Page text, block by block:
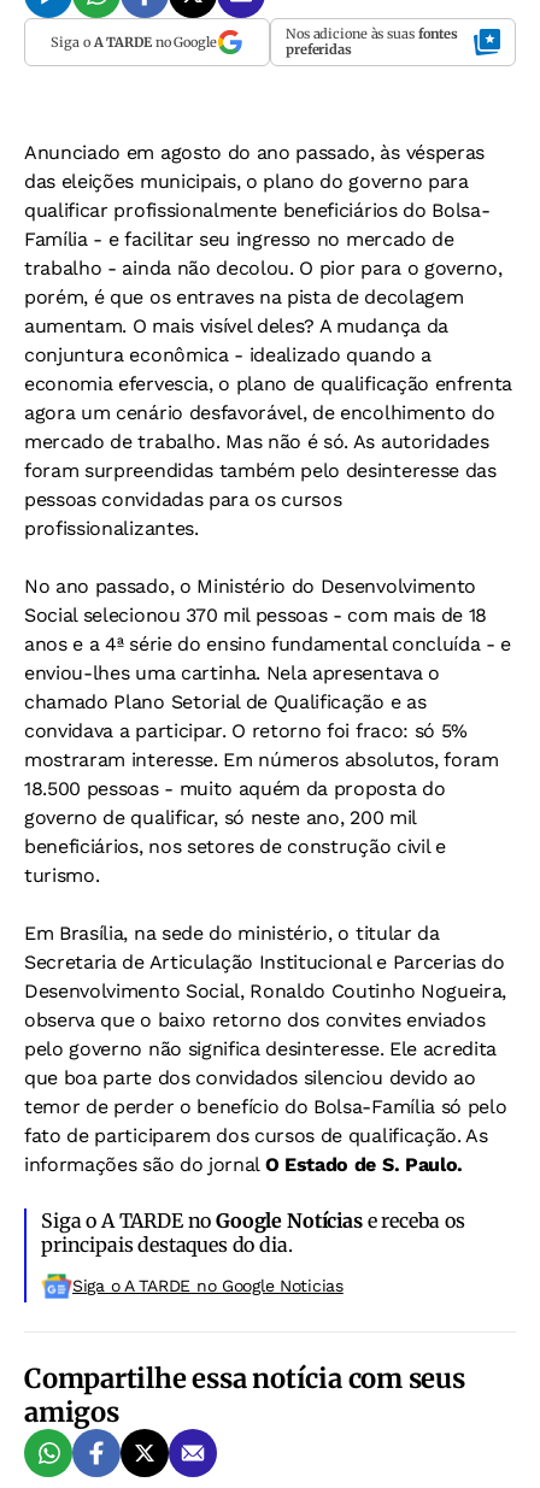
Siga o A TARDEno Google Nos adicione às suas fontes
preferidas
Anunciado em agosto do ano passado, às vésperas
das eleições municipais, o plano do governo para
qualificar profissionalmente beneficiários do Bolsa-
Família - e facilitar seu ingresso no mercado de
trabalho - ainda não decolou. O pior para o governo,
porém, é que os entraves na pista de decolagem
aumentam. O mais visível deles? A mudança da
conjuntura econômica - idealizado quando a
economia efervescia, o plano de qualificação enfrenta
agora um cenário desfavorável, de encolhimento do
mercado de trabalho. Mas não é só. As autoridades
foram surpreendidas também pelo desinteresse das
pessoas convidadas para os cursos
profissionalizantes.
No ano passado, o Ministério do Desenvolvimento
Social selecionou 370 mil pessoas - com mais de 18
anos e a 4ª série do ensino fundamental concluída - e
enviou-lhes uma cartinha. Nela apresentava o
chamado Plano Setorial de Qualificação e as
convidava a participar. O retorno foi fraco: só 5%
mostraram interesse. Em números absolutos, foram
18.500 pessoas - muito aquém da proposta do
governo de qualificar, só neste ano, 200 mil
beneficiários, nos setores de construção civil e
turismo.
Em Brasília, na sede do ministério, o titular da
Secretaria de Articulação Institucional e Parcerias do
Desenvolvimento Social, Ronaldo Coutinho Nogueira,
observa que o baixo retorno dos convites enviados
pelo governo não significa desinteresse. Ele acredita
que boa parte dos convidados silenciou devido ao
temor de perder o benefício do Bolsa-Família só pelo
fato de participarem dos cursos de qualificação. As
informações são do jornal O Estado de S. Paulo.
Siga o A TARDE noGoogle Notíciase receba os
principais destaques do dia.
Siga o A TARDE no Google Noticias
Compartilhe essa notícia com seus
amigos